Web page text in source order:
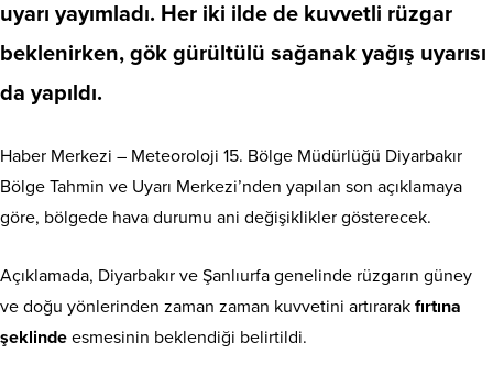
uyarı yayımladı. Her iki ilde de kuvvetli rüzgar
beklenirken, gök gürültülü sağanak yağış uyarısı
da yapıldı.
Haber Merkezi – Meteoroloji 15. Bölge Müdürlüğü Diyarbakır
Bölge Tahmin ve Uyarı Merkezi’nden yapılan son açıklamaya
göre, bölgede hava durumu ani değişiklikler gösterecek.
Açıklamada, Diyarbakır ve Şanlıurfa genelinde rüzgarın güney
ve doğu yönlerinden zaman zaman kuvvetini artırarak fırtına
şeklinde esmesinin beklendiği belirtildi.